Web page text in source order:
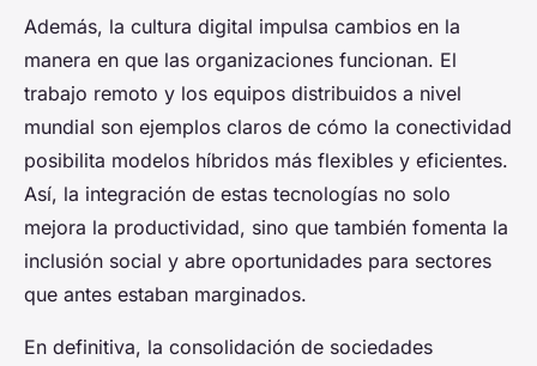
Además, la cultura digital impulsa cambios en la
manera en que las organizaciones funcionan. El
trabajo remoto y los equipos distribuidos a nivel
mundial son ejemplos claros de cómo la conectividad
posibilita modelos híbridos más flexibles y eficientes.
Así, la integración de estas tecnologías no solo
mejora la productividad, sino que también fomenta la
inclusión social y abre oportunidades para sectores
que antes estaban marginados.
En definitiva, la consolidación de sociedades